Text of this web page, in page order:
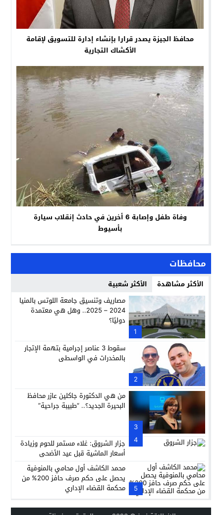
محافظ الجيزة يصدر قرارا بإنشاء إدارة للتسويق لإقامة
الأكشاك التجارية
وفاة طفل وإصابة 6 أخرين في حادث إنقلاب سيارة
بأسيوط
محافظات
الأكثر مشاهدة الأكثر شعبية
1
مصاريف وتنسيق جامعة اللوتس بالمنيا
2024 – 2025.. وهل هي معتمدة
دوليًا؟
2
سقوط 3 عناصر إجرامية بتهمة الإتجار
بالمخدرات في الواسطى
3
من هي الدكتورة جاكلين عازر محافظ
البحيرة الجديد؟.. “طبيبة جراحية”
4
جزار الشروق: غلاء مستمر للحوم وزيادة
أسعار الماشية قبل عيد الأضحى
5
محمد الكاشف أول محامي بالمنوفية
يحصل على حكم صرف حافز 200% من
محكمة القضاء الإداري